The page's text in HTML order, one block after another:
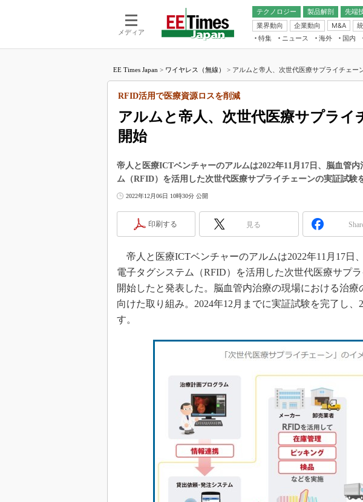
メディア
テクノロジー 製品解剖
先端
電池／エネルギー
アナログ
マイコン
業界動向
企業動向 M&A
フィジ
読者
電源
エレ
特集 ニュース 海外 国内
福田昭のデバイス通信
大山聡の業界スコープ
学漂流記
世界を「数字」で回してみよう
Buzzword
この10年で起こったこと、次の10年
で起こること
製品分解で探るアジアの新トレンド
光伝送技術を知る
“異端児エンジニア”が仕掛けた社内
改革、執念の180日
JASA発IoT通信
IHSアナリスト「未来展望」
「英語に愛されないエンジニア」の
ための新行動論
電子ブックレット
EE Times Japan > ワイヤレス（無線） > アルムと帝人、次世代医療サプライチェー
アルムと帝人、次世代医療サプライ
開始
RFID活用で医療資源ロスを削減
帝人と医療ICTベンチャーのアルムは2022年11月17日、脳血管
ム（RFID）を活用した次世代医療サプライチェーンの実証試験
2022年12月06日 10時30分 公開
印刷する 見る
帝人と医療ICTベンチャーのアルムは2022年11月17日
電子タグシステム（RFID）を活用した次世代医療サプ
開始したと発表した。脳血管内治療の現場における治
向けた取り組み。2024年12月までに実証試験を完了し
す。